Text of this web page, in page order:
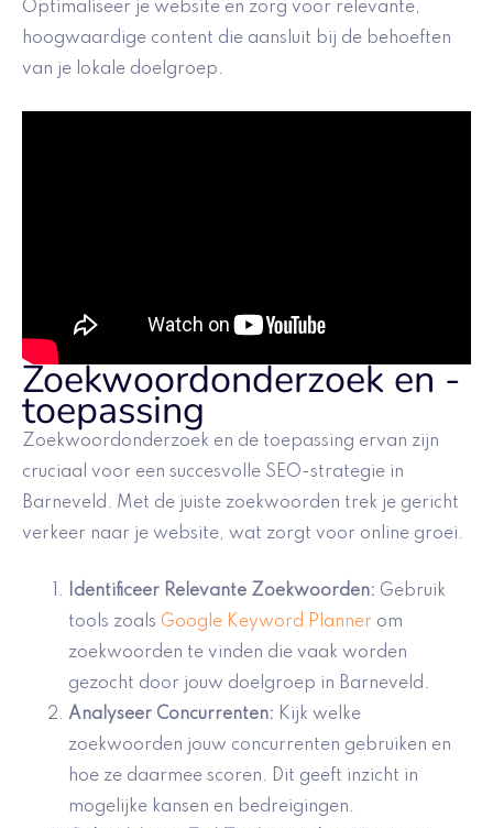
Optimaliseer je website en zorg voor relevante,
hoogwaardige content die aansluit bij de behoeften
van je lokale doelgroep.
Zoekwoordonderzoek en -
toepassing
Zoekwoordonderzoek en de toepassing ervan zijn
cruciaal voor een succesvolle SEO-strategie in
Barneveld. Met de juiste zoekwoorden trek je gericht
verkeer naar je website, wat zorgt voor online groei.
Identificeer Relevante Zoekwoorden: Gebruik
tools zoals Google Keyword Planner om
zoekwoorden te vinden die vaak worden
gezocht door jouw doelgroep in Barneveld.
Analyseer Concurrenten: Kijk welke
zoekwoorden jouw concurrenten gebruiken en
hoe ze daarmee scoren. Dit geeft inzicht in
mogelijke kansen en bedreigingen.